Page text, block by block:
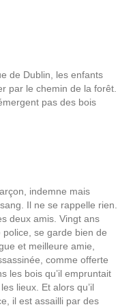
de Dublin, les enfants
par le chemin de la forêt.
pas des bois
indemne mais
Il ne se rappelle rien.
deux amis. Vingt ans
se garde bien de
et meilleure amie,
comme offerte
les bois qu’il empruntait
lieux. Et alors qu’il
il est assailli par des